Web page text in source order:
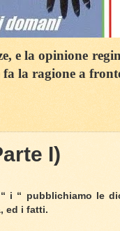
e la opinione
fa la ragione a
I)
i “ pubblichiamo le
ed i fatti.